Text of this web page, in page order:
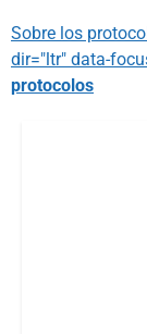
Sobre los
dir="ltr" data-
protocolos